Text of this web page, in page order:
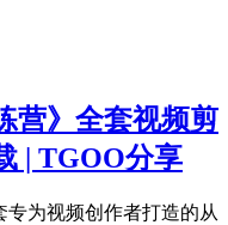
营》全套视频剪
| TGOO分享
专为视频创作者打造的从